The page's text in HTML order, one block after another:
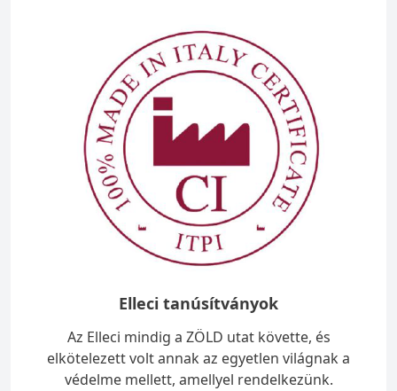
Elleci tanúsítványok
Az Elleci mindig a ZÖLD utat követte, és
elkötelezett volt annak az egyetlen világnak a
védelme mellett, amellyel rendelkezünk.